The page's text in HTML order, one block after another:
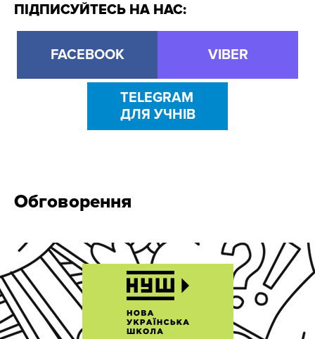
ПІДПИСУЙТЕСЬ НА НАС:
FACEBOOK VIBER
TELEGRAM
ДЛЯ УЧНІВ
Обговорення